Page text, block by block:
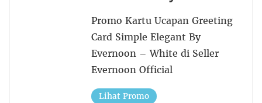
Promo Kartu Ucapan Greeting
Card Simple Elegant By
Evernoon – White di Seller
Evernoon Official
Lihat Promo